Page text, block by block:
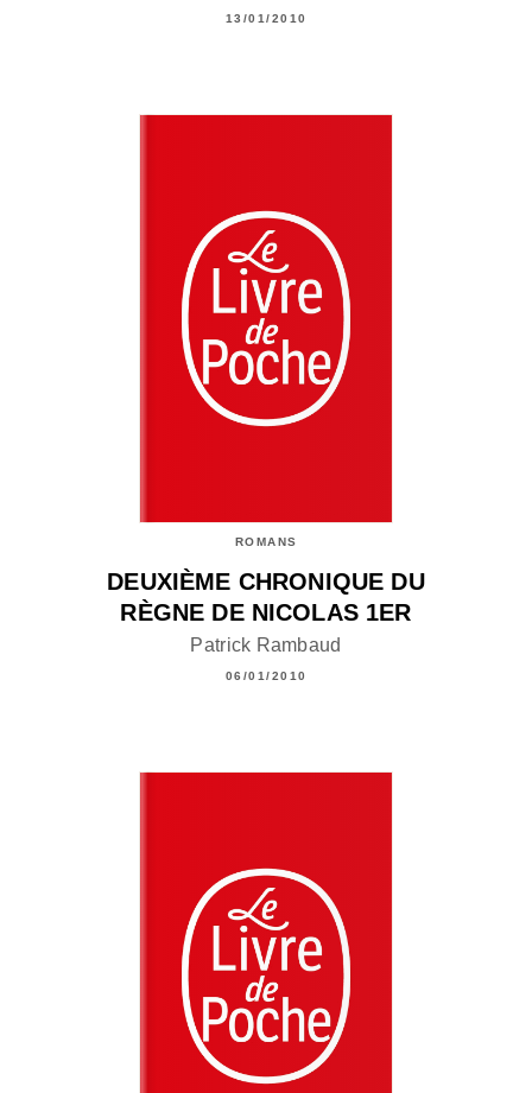
13/01/2010
ROMANS
DEUXIÈME CHRONIQUE DU
RÈGNE DE NICOLAS 1ER
Patrick Rambaud
06/01/2010